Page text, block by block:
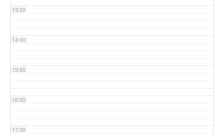
13:00
14:00
15:00
16:00
17:00